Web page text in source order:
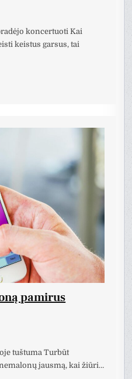
koncertuoti Kai
keistus garsus, tai
pamirus
tuštuma Turbūt
jausmą, kai žiūri…